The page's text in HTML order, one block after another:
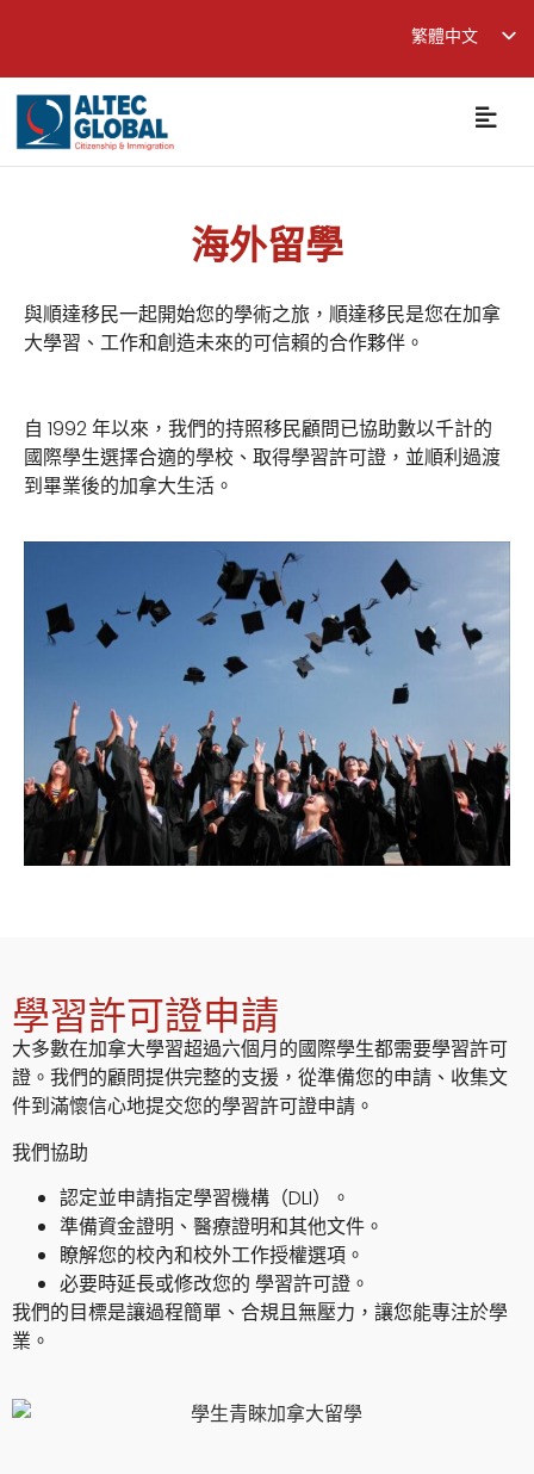
繁體中文
English
简体中文
海外留學
與順達移民一起開始您的學術之旅，順達移民是您在加拿
大學習、工作和創造未來的可信賴的合作夥伴。
自 1992 年以來，我們的持照移民顧問已協助數以千計的
國際學生選擇合適的學校、取得學習許可證，並順利過渡
到畢業後的加拿大生活。
學習許可證申請
大多數在加拿大學習超過六個月的國際學生都需要學習許可
證。 我們的顧問提供完整的支援，從準備您的申請、收集文
件到滿懷信心地提交您的學習許可證申請。
我們協助
認定並申請指定學習機構（DLI）。
準備資金證明、醫療證明和其他文件。
瞭解您的校內和校外工作授權選項。
必要時延長或修改您的 學習許可證 。
我們的目標是讓過程簡單、合規且無壓力，讓您能專注於學
業。